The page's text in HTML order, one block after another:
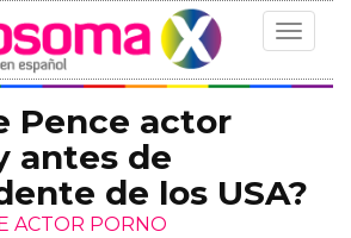
Toggle
Pence actor
antes de
de los USA?
ACTOR PORNO